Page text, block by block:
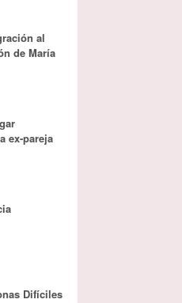
al
de María
ex-pareja
Difíciles